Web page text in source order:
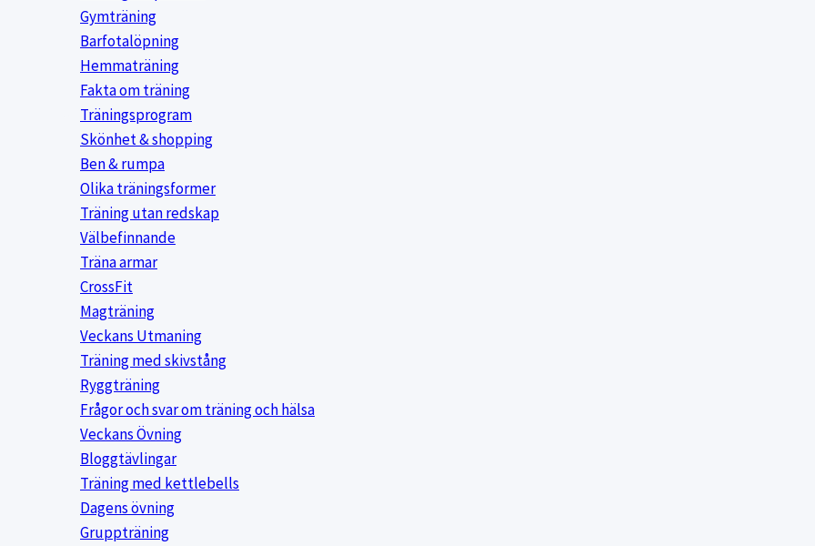
Gymträning
Barfotalöpning
Hemmaträning
Fakta om träning
Träningsprogram
Skönhet & shopping
Ben & rumpa
Olika träningsformer
Träning utan redskap
Välbefinnande
Träna armar
CrossFit
Magträning
Veckans Utmaning
Träning med skivstång
Ryggträning
Frågor och svar om träning och hälsa
Veckans Övning
Bloggtävlingar
Träning med kettlebells
Dagens övning
Gruppträning